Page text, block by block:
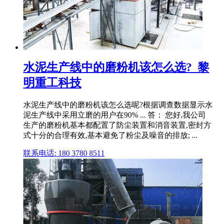
水泥生产线中的磨粉机该怎么选?_黎
明重工科技
水泥生产线中的磨粉机该怎么选呢?根据调查数据显示水
泥生产线中采用立磨的用户在90% ... 答： 您好,我公司
生产的磨粉机基本都配置了防尘装置和消音装置,密封方
式十分的合理有效,基本避免了粉尘及噪音的排放; ...
联系电话: 180 3780 8511